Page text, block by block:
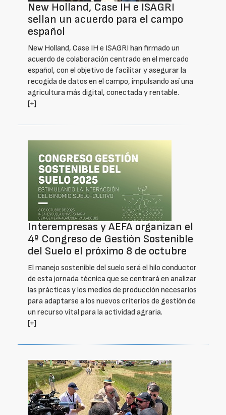
New Holland, Case IH e ISAGRI
sellan un acuerdo para el campo
español
New Holland, Case IH e ISAGRI han firmado un
acuerdo de colaboración centrado en el mercado
español, con el objetivo de facilitar y asegurar la
recogida de datos en el campo, impulsando así una
agricultura más digital, conectada y rentable.
[+]
Interempresas y AEFA organizan el
4º Congreso de Gestión Sostenible
del Suelo el próximo 8 de octubre
El manejo sostenible del suelo será el hilo conductor
de esta jornada técnica que se centrará en analizar
las prácticas y los medios de producción necesarios
para adaptarse a los nuevos criterios de gestión de
un recurso vital para la actividad agraria.
[+]